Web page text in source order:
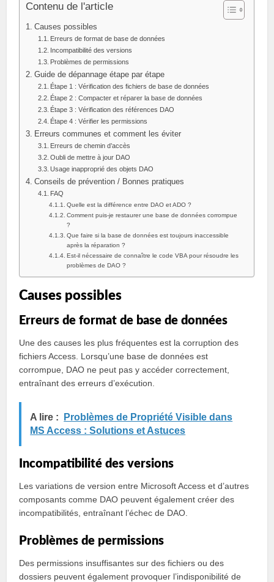
Contenu de l'article
Causes possibles
Erreurs de format de base de données
Incompatibilité des versions
Problèmes de permissions
Guide de dépannage étape par étape
Étape 1 : Vérification des fichiers de base de données
Étape 2 : Compacter et réparer la base de données
Étape 3 : Vérification des références DAO
Étape 4 : Vérifier les permissions
Erreurs communes et comment les éviter
Erreurs de chemin d’accès
Oubli de mettre à jour DAO
Usage inapproprié des objets DAO
Conseils de prévention / Bonnes pratiques
FAQ
Quelle est la différence entre DAO et ADO ?
Comment puis-je restaurer une base de données corrompue
?
Que faire si la base de données est toujours inaccessible
après la réparation ?
Est-il nécessaire de connaître le code VBA pour résoudre les
problèmes de DAO ?
Causes possibles
Erreurs de format de base de données
Une des causes les plus fréquentes est la corruption des
fichiers Access. Lorsqu’une base de données est
corrompue, DAO ne peut pas y accéder correctement,
entraînant des erreurs d’exécution.
A lire :
Problèmes de Propriété Visible dans
MS Access : Solutions et Astuces
Incompatibilité des versions
Les variations de version entre Microsoft Access et d’autres
composants comme DAO peuvent également créer des
incompatibilités, entraînant l’échec de DAO.
Problèmes de permissions
Des permissions insuffisantes sur des fichiers ou des
dossiers peuvent également provoquer l’indisponibilité de